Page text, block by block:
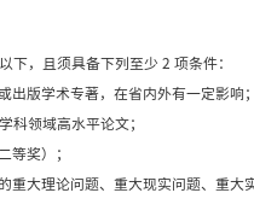
信”、做到 “两个维
专业技术职称，年龄
成绩显著，有本领域
报、解放军报等权威